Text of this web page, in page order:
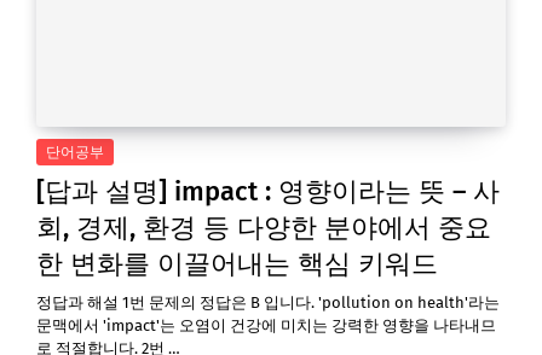
단어공부
[답과 설명] impact : 영향이라는 뜻 – 사
회, 경제, 환경 등 다양한 분야에서 중요
한 변화를 이끌어내는 핵심 키워드
정답과 해설 1번 문제의 정답은 B 입니다. 'pollution on health'라는
문맥에서 'impact'는 오염이 건강에 미치는 강력한 영향을 나타내므
로 적절합니다. 2번 …